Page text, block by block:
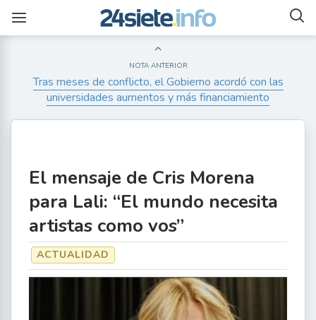
NOTA ANTERIOR
Tras meses de conflicto, el Gobierno acordó con las
universidades aumentos y más financiamiento
El mensaje de Cris Morena
para Lali: “El mundo necesita
artistas como vos”
ACTUALIDAD